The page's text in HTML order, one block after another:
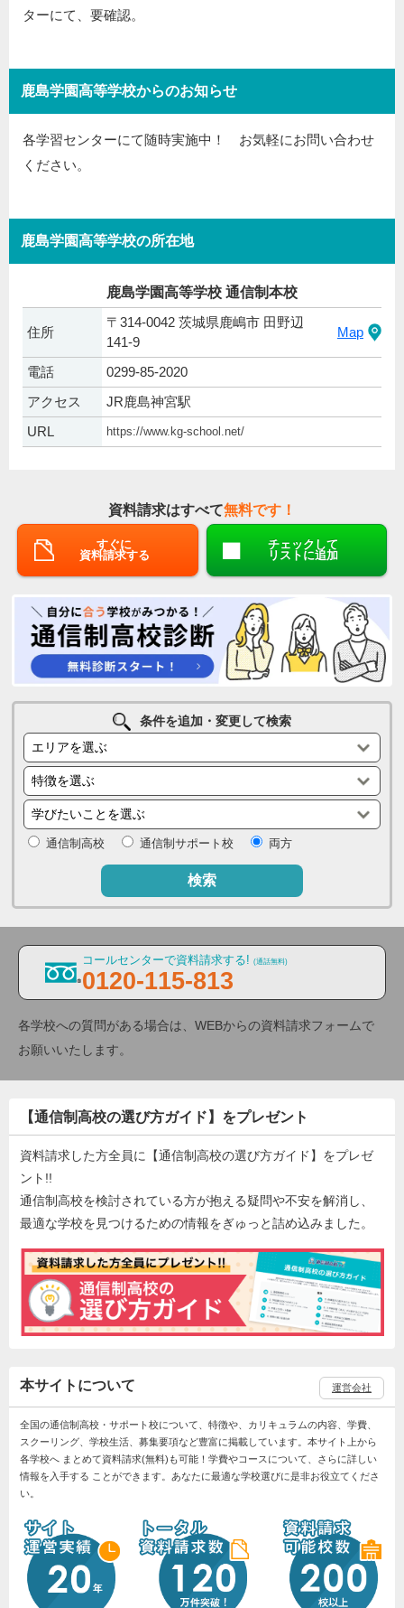
ターにて、要確認。
鹿島学園高等学校からのお知らせ
各学習センターにて随時実施中！ お気軽にお問い合わせ
ください。
鹿島学園高等学校の所在地
鹿島学園高等学校 通信制本校
住所
〒314-0042 茨城県鹿嶋市 田野辺
141-9
Map
電話
0299-85-2020
アクセス
JR鹿島神宮駅
URL
https://www.kg-school.net/
資料請求はすべて無料です！
すぐに
資料請求する
チェックして
リストに追加
条件を追加・変更して検索
通信制高校 通信制サポート校 両方
検索
コールセンターで資料請求する! (通話無料)
0120-115-813
各学校への質問がある場合は、WEBからの資料請求フォームで
お願いいたします。
【通信制高校の選び方ガイド】をプレゼント
資料請求した方全員に【通信制高校の選び方ガイド】をプレゼ
ント!!
通信制高校を検討されている方が抱える疑問や不安を解消し、
最適な学校を見つけるための情報をぎゅっと詰め込みました。
本サイトについて 運営会社
全国の通信制高校・サポート校について、特徴や、カリキュラムの内容、学費、
スクーリング、学校生活、募集要項など豊富に掲載しています。本サイト上から
各学校へ まとめて資料請求(無料)も可能！学費やコースについて、さらに詳しい
情報を入手する ことができます。あなたに最適な学校選びに是非お役立てくださ
い。